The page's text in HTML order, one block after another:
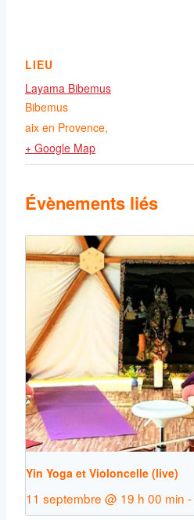
LIEU
Layama Bibemus
Bibemus
aix en Provence,
+ Google Map
Évènements liés
Yin Yoga et Violoncelle (live)
11 septembre @ 19 h 00 min -